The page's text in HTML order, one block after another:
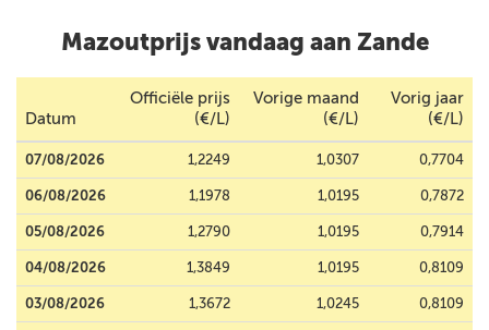
Mazoutprijs vandaag aan Zande
Datum
Officiële prijs
(€/L)
Vorige maand
(€/L)
Vorig jaar
(€/L)
07/08/2026 1,2249 1,0307 0,7704
06/08/2026 1,1978 1,0195 0,7872
05/08/2026 1,2790 1,0195 0,7914
04/08/2026 1,3849 1,0195 0,8109
03/08/2026 1,3672 1,0245 0,8109